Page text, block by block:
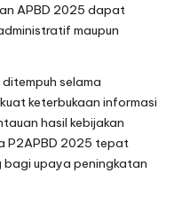
APBD 2025 dapat
maupun
selama
keterbukaan informasi
hasil kebijakan
P2APBD 2025 tepat
bagi upaya peningkatan